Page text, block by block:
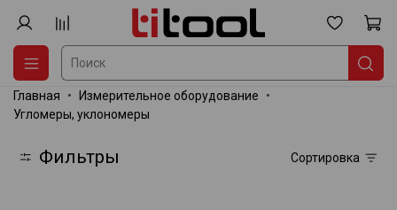
Главная
Измерительное оборудование
Угломеры, уклономеры
Фильтры Сортировка